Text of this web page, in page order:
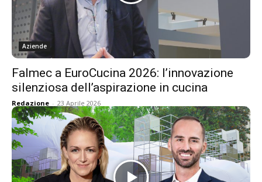
Aziende
Falmec a EuroCucina 2026: l’innovazione
silenziosa dell’aspirazione in cucina
Redazione - 23 Aprile 2026